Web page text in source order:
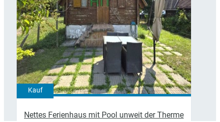
Kauf
Nettes Ferienhaus mit Pool unweit der Therme